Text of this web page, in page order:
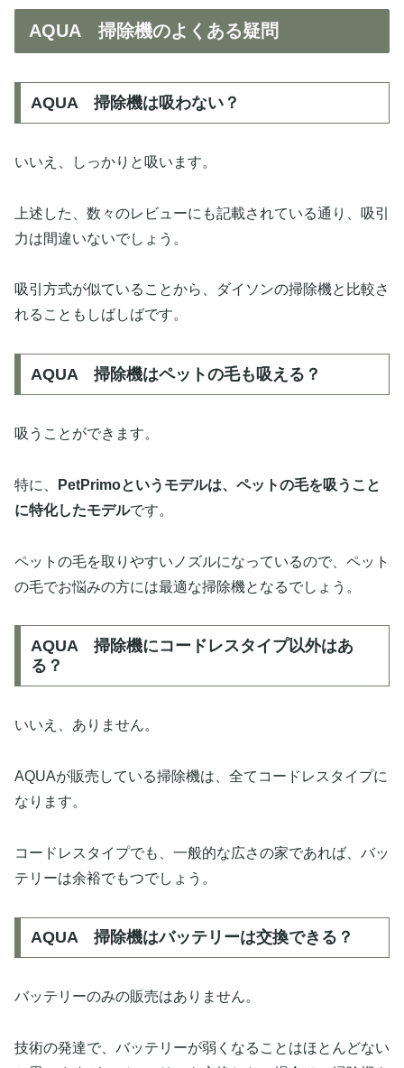
AQUA 掃除機のよくある疑問
AQUA 掃除機は吸わない？
いいえ、しっかりと吸います。
上述した、数々のレビューにも記載されている通り、吸引
力は間違いないでしょう。
吸引方式が似ていることから、ダイソンの掃除機と比較さ
れることもしばしばです。
AQUA 掃除機はペットの毛も吸える？
吸うことができます。
特に、
PetPrimoというモデルは、ペットの毛を吸うこと
に特化したモデルです。
ペットの毛を取りやすいノズルになっているので、ペット
の毛でお悩みの方には最適な掃除機となるでしょう。
AQUA 掃除機にコードレスタイプ以外はあ
る？
いいえ、ありません。
AQUAが販売している掃除機は、全てコードレスタイプに
なります。
コードレスタイプでも、一般的な広さの家であれば、バッ
テリーは余裕でもつでしょう。
AQUA 掃除機はバッテリーは交換できる？
バッテリーのみの販売はありません。
技術の発達で、バッテリーが弱くなることはほとんどない